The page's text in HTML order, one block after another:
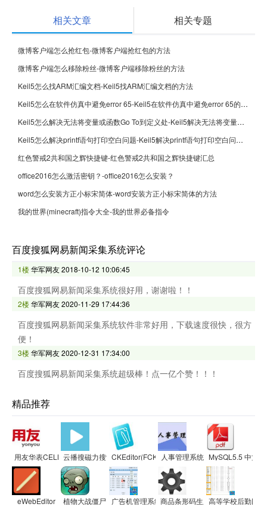
相关文章 相关专题
微博客户端怎么抢红包-微博客户端抢红包的方法
微博客户端怎么移除粉丝-微博客户端移除粉丝的方法
Keil5怎么找ARM汇编文档-Keil5找ARM汇编文档的方法
Keil5怎么在软件仿真中避免error 65-Keil5在软件仿真中避免error 65的方法
Keil5怎么解决无法将变量或函数Go To到定义处-Keil5解决无法将变量或函数Go To到定义处的方法
Keil5怎么解决printf语句打印空白问题-Keil5解决printf语句打印空白问题的方法
红色警戒2共和国之辉快捷键-红色警戒2共和国之辉快捷键汇总
office2016怎么激活密钥？-office2016怎么安装？
word怎么安装方正小标宋简体-word安装方正小标宋简体的方法
我的世界(minecraft)指令大全-我的世界必备指令
百度搜狐网易新闻采集系统评论
1楼华军网友2018-10-12 10:06:45
百度搜狐网易新闻采集系统很好用，谢谢啦！！
2楼华军网友2020-11-29 17:44:36
百度搜狐网易新闻采集系统软件非常好用，下载速度很快，很方
便！
3楼华军网友2020-12-31 17:34:00
百度搜狐网易新闻采集系统超级棒！点一亿个赞！！！
精品推荐
用友华表CELL插件云播搜磁力搜索CKEditor(FCKeditor)富文本编辑器
人事管理系统 MySQL5.5 中文版
eWebEditor 植物大战僵尸网页版广告机管理系统商品条形码生成器高等学校后勤网